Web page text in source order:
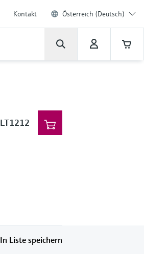
Kontakt Österreich (Deutsch)
LT1212
In Liste speichern